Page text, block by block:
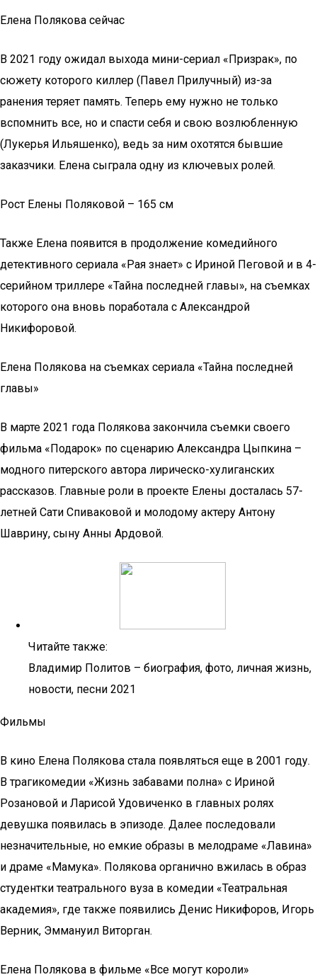
Елена Полякова сейчас
В 2021 году ожидал выхода мини-сериал «Призрак», по
сюжету которого киллер (Павел Прилучный) из-за
ранения теряет память. Теперь ему нужно не только
вспомнить все, но и спасти себя и свою возлюбленную
(Лукерья Ильяшенко), ведь за ним охотятся бывшие
заказчики. Елена сыграла одну из ключевых ролей.
Рост Елены Поляковой – 165 см
Также Елена появится в продолжение комедийного
детективного сериала «Рая знает» с Ириной Пеговой и в 4-
серийном триллере «Тайна последней главы», на съемках
которого она вновь поработала с Александрой
Никифоровой.
Елена Полякова на съемках сериала «Тайна последней
главы»
В марте 2021 года Полякова закончила съемки своего
фильма «Подарок» по сценарию Александра Цыпкина –
модного питерского автора лирическо-хулиганских
рассказов. Главные роли в проекте Елены досталась 57-
летней Сати Спиваковой и молодому актеру Антону
Шаврину, сыну Анны Ардовой.
Читайте также:
Владимир Политов – биография, фото, личная жизнь,
новости, песни 2021
Фильмы
В кино Елена Полякова стала появляться еще в 2001 году.
В трагикомедии «Жизнь забавами полна» с Ириной
Розановой и Ларисой Удовиченко в главных ролях
девушка появилась в эпизоде. Далее последовали
незначительные, но емкие образы в мелодраме «Лавина»
и драме «Мамука». Полякова органично вжилась в образ
студентки театрального вуза в комедии «Театральная
академия», где также появились Денис Никифоров, Игорь
Верник, Эммануил Виторган.
Елена Полякова в фильме «Все могут короли»